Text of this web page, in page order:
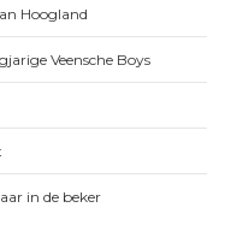
Hoogland
Veensche Boys
in de beker